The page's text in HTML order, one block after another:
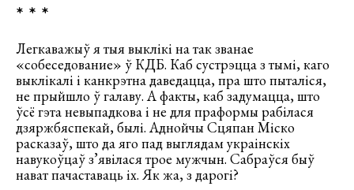
* * *
Легкаважыў я тыя выклікі на так званае
«собеседование» ў КДБ. Каб сустрэцца з тымі, каго
выклікалі і канкрэтна даведацца, пра што пыталіся,
не прыйшло ў галаву. А факты, каб задумацца, што
ўсё гэта невыпадкова і не для праформы рабілася
дзяржбяспекай, былі. Аднойчы Сцяпан Міско
расказаў, што да яго пад выглядам украінскіх
навукоўцаў з’явілася трое мужчын. Сабраўся быў
нават пачаставаць іх. Як жа, з дарогі?